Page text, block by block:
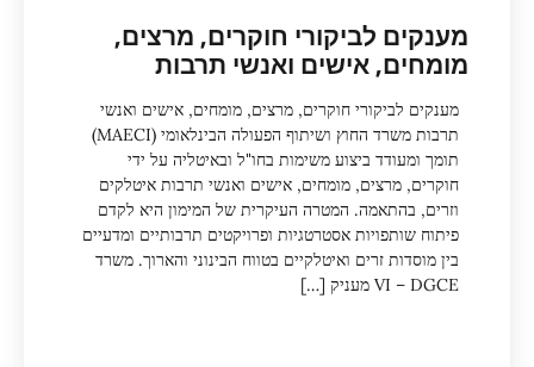
מענקים לביקורי חוקרים, מרצים,
מומחים, אישים ואנשי תרבות
מענקים לביקורי חוקרים, מרצים, מומחים, אישים ואנשי
תרבות משרד החוץ ושיתוף הפעולה הבינלאומי (MAECI)
תומך ומעודד ביצוע משימות בחו"ל ובאיטליה על ידי
חוקרים, מרצים, מומחים, אישים ואנשי תרבות איטלקים
וזרים, בהתאמה. המטרה העיקרית של המימון היא לקדם
פיתוח שותפויות אסטרטגיות ופרויקטים תרבותיים ומדעיים
בין מוסדות זרים ואיטלקיים בטווח הבינוני והארוך. משרד
VI – DGCE מעניק […]